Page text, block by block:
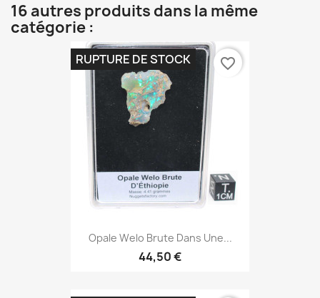
16 autres produits dans la même
catégorie :
Opale Welo Brute Dans Une...
44,50 €
RUPTURE DE STOCK favorite_border